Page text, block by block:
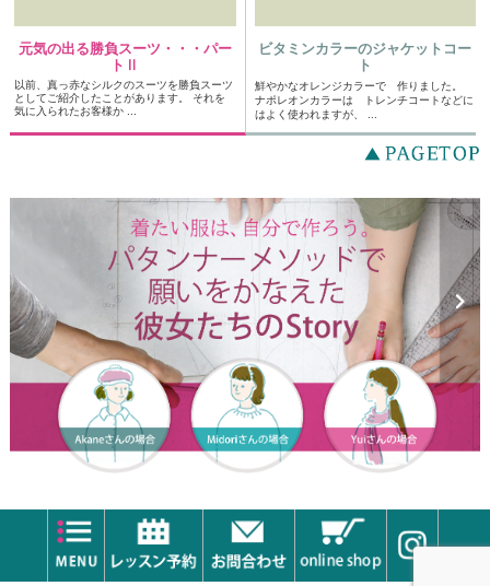
元気の出る勝負スーツ・・・パー
トⅡ
以前、真っ赤なシルクのスーツを勝負スーツ
としてご紹介したことがあります。 それを
気に入られたお客様か ...
ビタミンカラーのジャケットコー
ト
鮮やかなオレンジカラーで 作りました。
ナポレオンカラーは トレンチコートなどに
はよく使われますが、 ...